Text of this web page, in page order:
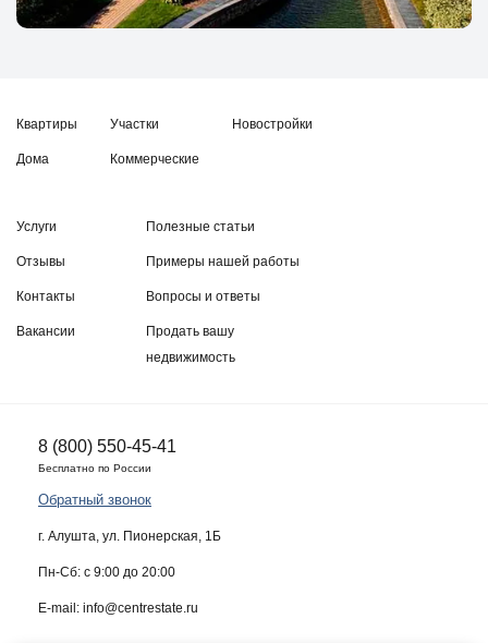
Квартиры
Дома
Участки
Коммерческие
Новостройки
Услуги
Отзывы
Контакты
Вакансии
Полезные статьи
Примеры нашей работы
Вопросы и ответы
Продать вашу
недвижимость
8 (800) 550-45-41
Бесплатно по России
Обратный звонок
г. Алушта, ул. Пионерская, 1Б
Пн-Сб: с 9:00 до 20:00
E-mail: info@centrestate.ru